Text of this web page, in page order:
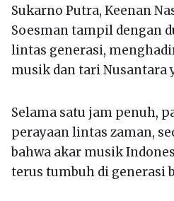
Sukarno Putra, Keenan
Soesman tampil dengan
lintas generasi,
musik dan tari Nusantara
Selama satu jam penuh,
perayaan lintas zaman,
bahwa akar musik
terus tumbuh di generasi